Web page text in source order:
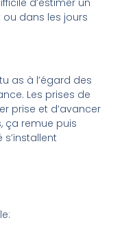
dans les jours
as à l’égard des
Les prises de
prise et d’avancer
ça remue puis